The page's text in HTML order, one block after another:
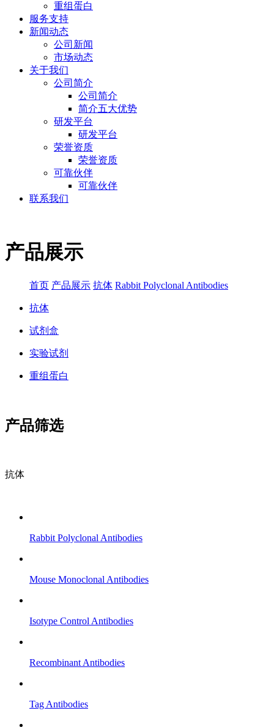
重组蛋白
服务支持
新闻动态
公司新闻
市场动态
关于我们
公司简介
公司简介
简介五大优势
研发平台
研发平台
荣誉资质
荣誉资质
可靠伙伴
可靠伙伴
联系我们
产品展示
首页 产品展示 抗体 Rabbit Polyclonal Antibodies
抗体
试剂盒
实验试剂
重组蛋白
产品筛选
抗体
Rabbit Polyclonal Antibodies
Mouse Monoclonal Antibodies
Isotype Control Antibodies
Recombinant Antibodies
Tag Antibodies